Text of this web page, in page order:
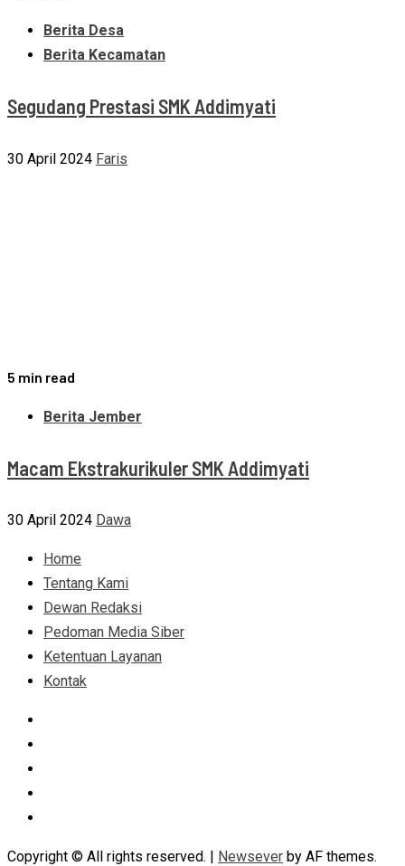
Berita Desa
Berita Kecamatan
Segudang Prestasi SMK Addimyati
30 April 2024 Faris
5 min read
Berita Jember
Macam Ekstrakurikuler SMK Addimyati
30 April 2024 Dawa
Home
Tentang Kami
Dewan Redaksi
Pedoman Media Siber
Ketentuan Layanan
Kontak
Copyright © All rights reserved. | Newsever by AF themes.